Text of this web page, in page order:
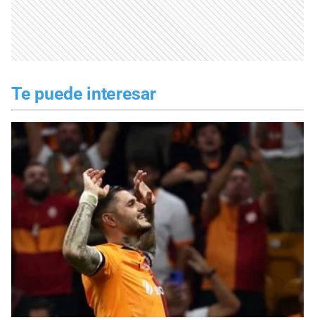
Te puede interesar